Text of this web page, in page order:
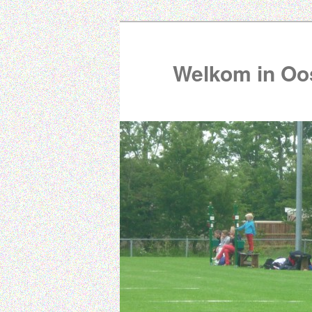
Welkom in
00:00
02:00